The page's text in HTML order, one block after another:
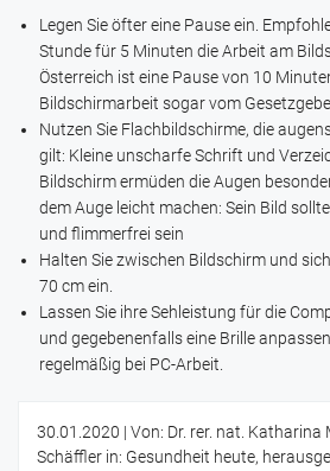
Legen Sie öfter eine Pause ein.
Stunde für 5 Minuten die Arbeit am
Österreich ist eine Pause von 10
Bildschirmarbeit sogar vom
Nutzen Sie Flachbildschirme, die
gilt: Kleine unscharfe Schrift und
Bildschirm ermüden die Augen
dem Auge leicht machen: Sein Bild
und flimmerfrei sein
Halten Sie zwischen Bildschirm und
70 cm ein.
Lassen Sie ihre Sehleistung für die
und gegebenenfalls eine Brille
regelmäßig bei PC-Arbeit.
30.01.2020 | Von: Dr. rer. nat. Katharina
Schäffler in: Gesundheit heute,